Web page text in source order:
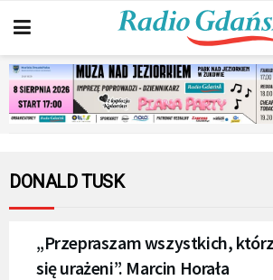
DONALD TUSK
„Przepraszam wszystkich,
się urażeni”. Marcin Horała